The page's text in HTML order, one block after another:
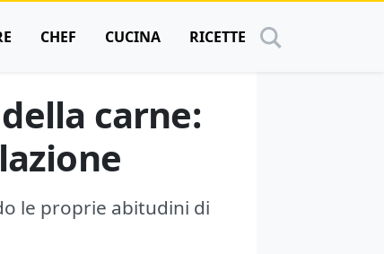
CHEF CUCINA RICETTE
carne:
le proprie abitudini di